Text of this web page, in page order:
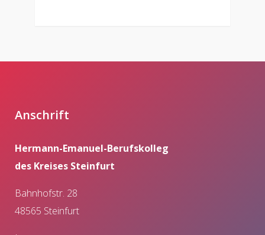
Anschrift
Hermann-Emanuel-Berufskolleg
des Kreises Steinfurt
Bahnhofstr. 28
48565 Steinfurt